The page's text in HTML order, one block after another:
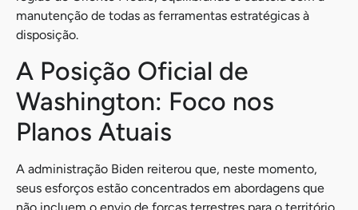
manutenção de todas as ferramentas estratégicas à
disposição.
A Posição Oficial de
Washington: Foco nos
Planos Atuais
A administração Biden reiterou que, neste momento,
seus esforços estão concentrados em abordagens que